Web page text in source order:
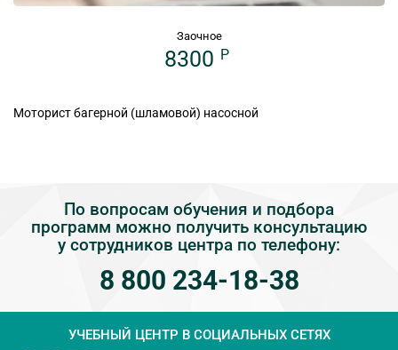
Заочное
8300 P
Моторист багерной (шламовой) насосной
По вопросам обучения и подбора
программ можно получить консультацию
у сотрудников центра по телефону:
8 800 234-18-38
УЧЕБНЫЙ ЦЕНТР В СОЦИАЛЬНЫХ СЕТЯХ